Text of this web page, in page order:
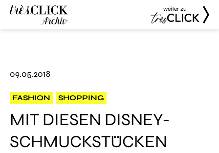
weiter zu
09.05.2018
FASHION SHOPPING
MIT DIESEN DISNEY-
SCHMUCKSTÜCKEN